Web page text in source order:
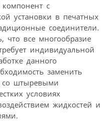
с
установки в печатных
соединители.
что все многообразие
индивидуальной
данного
заменить
со штыревыми
условиях
жидкостей и